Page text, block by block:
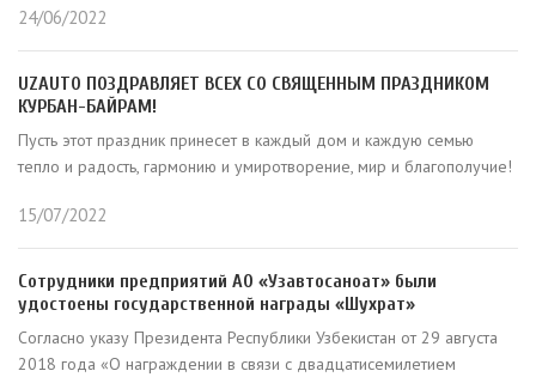
24/06/2022
UZAUTO ПОЗДРАВЛЯЕТ ВСЕХ СО СВЯЩЕННЫМ ПРАЗДНИКОМ
КУРБАН-БАЙРАМ!
Пусть этот праздник принесет в каждый дом и каждую семью
тепло и радость, гармонию и умиротворение, мир и благополучие!
15/07/2022
Сотрудники предприятий АО «Узавтосаноат» были
удостоены государственной награды «Шухрат»
Согласно указу Президента Республики Узбекистан от 29 августа
2018 года «О награждении в связи с двадцатисемилетием